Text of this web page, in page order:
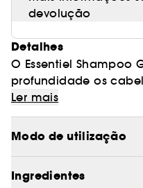
devolução
Detalhes
O Essentiel Shampoo
profundidade os
grossos, e controla o
Formulado com uma
naturais, incluindo
ylang-ylang, nutre,
A sua textura cremosa
Ler mais
Modo de utilização
Ingredientes